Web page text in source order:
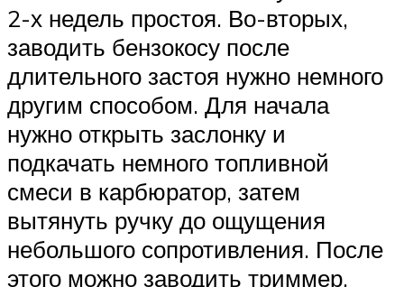
2-х недель простоя. Во-вторых,
заводить бензокосу после
длительного застоя нужно немного
другим способом. Для начала
нужно открыть заслонку и
подкачать немного топливной
смеси в карбюратор, затем
вытянуть ручку до ощущения
небольшого сопротивления. После
этого можно заводить триммер.